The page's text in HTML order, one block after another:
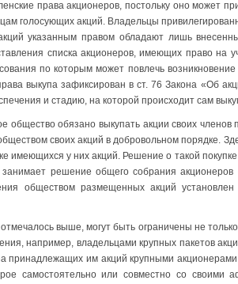
права акционе­ров, постольку оно может
голосующих акций. Владельцы
указанным правом обладают лишь
списка акционеров, имеющих право на
по которым может повлечь
выку­па зафиксирован в ст. 76 Закона «Об
и стадию, на которой происхо­дит сам
общество обязано вы­купать акции своих членов
своих акций в добровольном порядке.
имеющихся у них акций. Решение о такой
решение общего соб­рания акционеров
обществом размещенных акций
выше, могут быть ограничены не
например, владельцами крупных пакетов
принадлежащих им акций крупными
самостоятельно или совмест­но со своими